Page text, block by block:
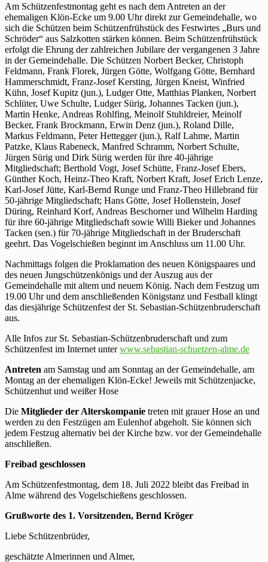
Am Schützenfestmontag geht es nach dem Antreten an der
ehemaligen Klön-Ecke um 9.00 Uhr direkt zur Gemeindehalle, wo
sich die Schützen beim Schützenfrühstück des Festwirtes „Burs und
Schröder“ aus Salzkotten stärken können. Beim Schützenfrühstück
erfolgt die Ehrung der zahlreichen Jubilare der vergangenen 3 Jahre
in der Gemeindehalle. Die Schützen Norbert Becker, Christoph
Feldmann, Frank Florek, Jürgen Götte, Wolfgang Götte, Bernhard
Hammerschmidt, Franz-Josef Kersting, Jürgen Kneist, Winfried
Kühn, Josef Kupitz (jun.), Ludger Otte, Matthias Planken, Norbert
Schlüter, Uwe Schulte, Ludger Sürig, Johannes Tacken (jun.),
Martin Henke, Andreas Rohlfing, Meinolf Stuhldreier, Meinolf
Becker, Frank Brockmann, Erwin Denz (jun.), Roland Dille,
Markus Feldmann, Peter Hettegger (jun.), Ralf Lahme, Martin
Patzke, Klaus Rabeneck, Manfred Schramm, Norbert Schulte,
Jürgen Sürig und Dirk Sürig werden für ihre 40-jährige
Mitgliedschaft; Berthold Vogt, Josef Schütte, Franz-Josef Ebers,
Günther Koch, Heinz-Theo Kraft, Norbert Kraft, Josef Erich Lenze,
Karl-Josef Jütte, Karl-Bernd Runge und Franz-Theo Hillebrand für
50-jährige Mitgliedschaft; Hans Götte, Josef Hollenstein, Josef
Düring, Reinhard Korf, Andreas Beschorner und Wilhelm Harding
für ihre 60-jährige Mitgliedschaft sowie Willi Bieker und Johannes
Tacken (sen.) für 70-jährige Mitgliedschaft in der Bruderschaft
geehrt. Das Vogelschießen beginnt im Anschluss um 11.00 Uhr.
Nachmittags folgen die Proklamation des neuen Königspaares und
des neuen Jungschützenkönigs und der Auszug aus der
Gemeindehalle mit altem und neuem König. Nach dem Festzug um
19.00 Uhr und dem anschließenden Königstanz und Festball klingt
das diesjährige Schützenfest der St. Sebastian-Schützenbruderschaft
aus.
Alle Infos zur St. Sebastian-Schützenbruderschaft und zum
Schützenfest im Internet unterwww.sebastian-schuetzen-alme.de
Antreten am Samstag und am Sonntag an der Gemeindehalle, am
Montag an der ehemaligen Klön-Ecke! Jeweils mit Schützenjacke,
Schützenhut und weißer Hose
Die Mitglieder der Alterskompanie treten mit grauer Hose an und
werden zu den Festzügen am Eulenhof abgeholt. Sie können sich
jedem Festzug alternativ bei der Kirche bzw. vor der Gemeindehalle
anschließen.
Freibad geschlossen
Am Schützenfestmontag, dem 18. Juli 2022 bleibt das Freibad in
Alme während des Vogelschießens geschlossen.
Grußworte des 1. Vorsitzenden, Bernd Kröger
Liebe Schützenbrüder,
geschätzte Almerinnen und Almer,